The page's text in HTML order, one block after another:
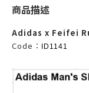
商品描述
Adidas x Feifei
Code：
ID1141